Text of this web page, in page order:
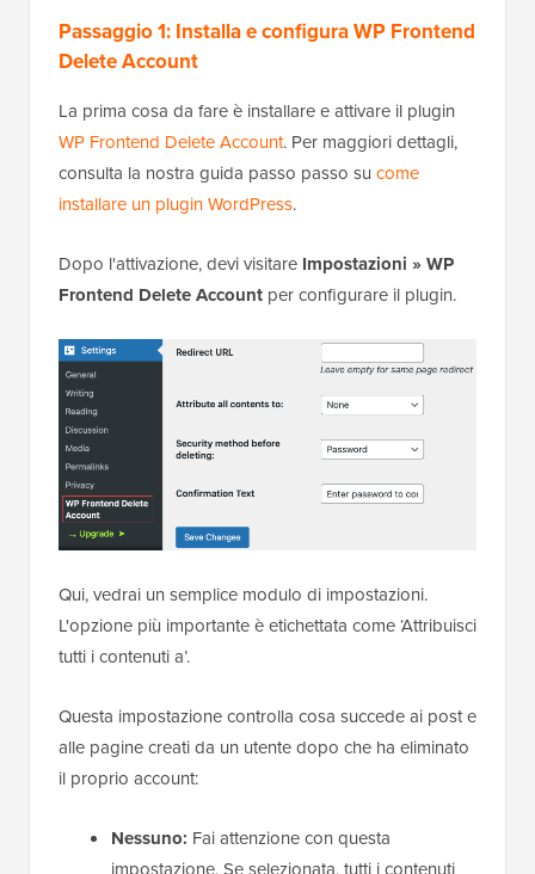
Passaggio 1: Installa e configura WP Frontend
Delete Account
La prima cosa da fare è installare e attivare il plugin
WP Frontend Delete Account. Per maggiori dettagli,
consulta la nostra guida passo passo su come
installare un plugin WordPress.
Dopo l'attivazione, devi visitare Impostazioni » WP
Frontend Delete Account per configurare il plugin.
Qui, vedrai un semplice modulo di impostazioni.
L'opzione più importante è etichettata come ‘Attribuisci
tutti i contenuti a’.
Questa impostazione controlla cosa succede ai post e
alle pagine creati da un utente dopo che ha eliminato
il proprio account:
Nessuno: Fai attenzione con questa
impostazione. Se selezionata, tutti i contenuti